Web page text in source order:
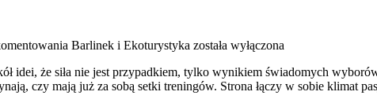
Barlinek i Ekoturystyka została wyłączona
idei, że siła nie jest przypadkiem, tylko wynikiem świadomych
czy mają już za sobą setki treningów. Strona łączy w sobie klimat